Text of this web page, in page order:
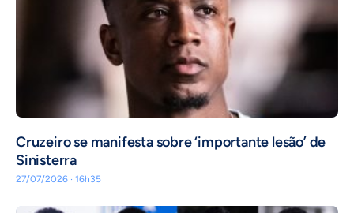
Cruzeiro se manifesta sobre ‘importante lesão’ de
Sinisterra
27/07/2026 · 16h35